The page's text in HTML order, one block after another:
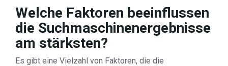
Welche Faktoren beeinflussen
die Suchmaschinenergebnisse
am stärksten?
Es gibt eine Vielzahl von Faktoren, die die